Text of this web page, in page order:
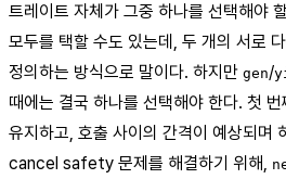
트레이트 자체가 그중 하나를 선택해야
모두를 택할 수도 있는데, 두 개의 서로
정의하는 방식으로 말이다. 하지만 gen/
때에는 결국 하나를 선택해야 한다. 첫
유지하고, 호출 사이의 간격이 예상되며
cancel safety 문제를 해결하기 위해,